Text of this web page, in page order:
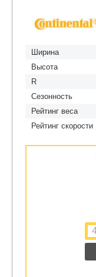
Ширина
Высота
R
Сезонность
Рейтинг веса
Рейтинг скорости